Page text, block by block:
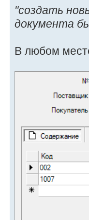
"создать
документа
В любом